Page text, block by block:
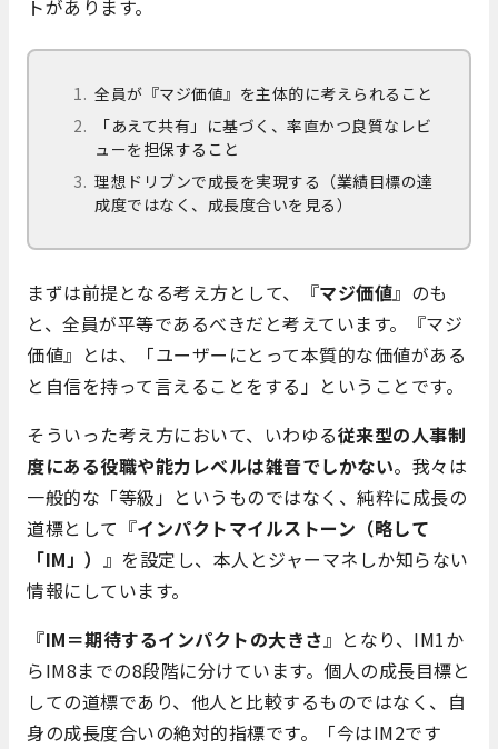
トがあります。
全員が『マジ価値』を主体的に考えられること
「あえて共有」に基づく、率直かつ良質なレビ
ューを担保すること
理想ドリブンで成長を実現する（業績目標の達
成度ではなく、成長度合いを見る）
まずは前提となる考え方として、『マジ価値』のも
と、全員が平等であるべきだと考えています。『マジ
価値』とは、「ユーザーにとって本質的な価値がある
と自信を持って言えることをする」ということです。
そういった考え方において、いわゆる従来型の人事制
度にある役職や能力レベルは雑音でしかない。我々は
一般的な「等級」というものではなく、純粋に成長の
道標として『インパクトマイルストーン（略して
「IM」） 』を設定し、本人とジャーマネしか知らない
情報にしています。
『IM＝期待するインパクトの大きさ』となり、IM1か
らIM8までの8段階に分けています。個人の成長目標と
しての道標であり、他人と比較するものではなく、自
身の成長度合いの絶対的指標です。「今はIM2です